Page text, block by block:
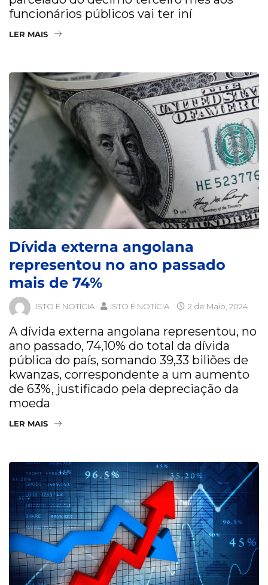
funcionários públicos vai ter iní
LER MAIS
Dívida externa angolana
representou no ano passado
mais de 74%
ISTO É NOTÍCIA ISTO É NOTÍCIA 2 de Maio, 2024
A dívida externa angolana representou, no
ano passado, 74,10% do total da dívida
pública do país, somando 39,33 biliões de
kwanzas, correspondente a um aumento
de 63%, justificado pela depreciação da
moeda
LER MAIS